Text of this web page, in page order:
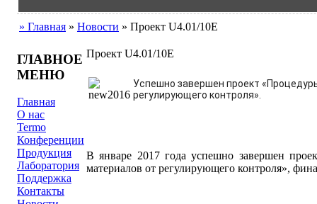
» Главная » Новости » Проект U4.01/10E
ГЛАВНОЕ
МЕНЮ
Главная
О нас
Termo
Конференции
Продукция
Лаборатория
Поддержка
Контакты
Проект U4.01/10E
Успешно завершен проект
регулирующего контроля».
В январе 2017 года успешно завершен
материалов от регулирующего контроля»,